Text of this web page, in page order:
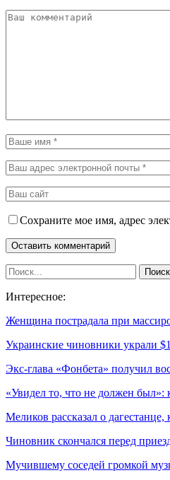
Сохраните мое имя, адрес
Интересное:
Женщина пострадала при
Украинские чиновники украли
Экс-глава «Фонбета» получил
«Увидел то, что не должен
Меликов рассказал о
Чиновник скончался перед
Мучившему соседей громкой